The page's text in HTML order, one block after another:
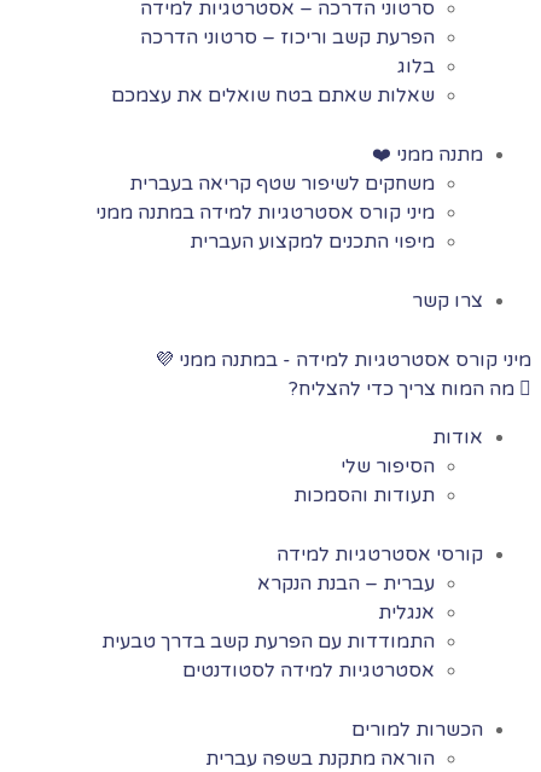
סרטוני הדרכה – אסטרטגיות למידה
הפרעת קשב וריכוז – סרטוני הדרכה
בלוג
שאלות שאתם בטח שואלים את עצמכם
מתנה ממני ❤️
משחקים לשיפור שטף קריאה בעברית
מיני קורס אסטרטגיות למידה במתנה ממני
מיפוי התכנים למקצוע העברית
צרו קשר
מיני קורס אסטרטגיות למידה - במתנה ממני 💜
מה המוח צריך כדי להצליח?
אודות
הסיפור שלי
תעודות והסמכות
קורסי אסטרטגיות למידה
עברית – הבנת הנקרא
אנגלית
התמודדות עם הפרעת קשב בדרך טבעית
אסטרטגיות למידה לסטודנטים
הכשרות למורים
הוראה מתקנת בשפה עברית